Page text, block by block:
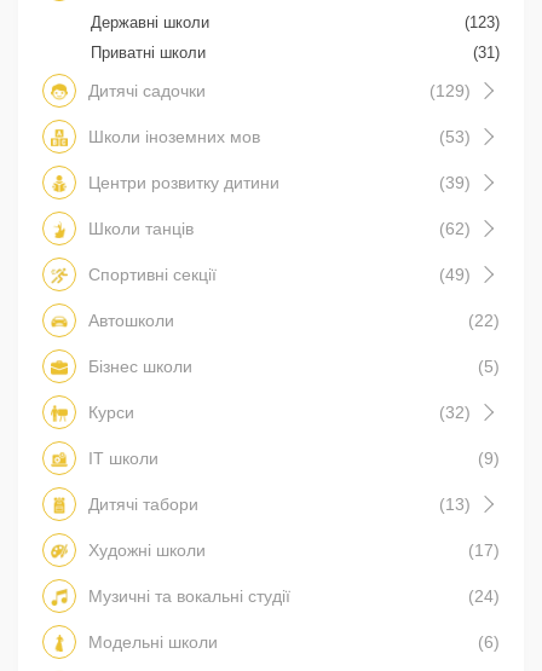
Державні школи
(123)
Приватні школи
(31)
Дитячі садочки (129)
Школи іноземних мов (53)
Центри розвитку дитини (39)
Школи танців (62)
Спортивні секції (49)
Автошколи (22)
Бізнес школи (5)
Курси (32)
IT школи (9)
Дитячі табори (13)
Художні школи (17)
Музичні та вокальні студії (24)
Модельні школи (6)